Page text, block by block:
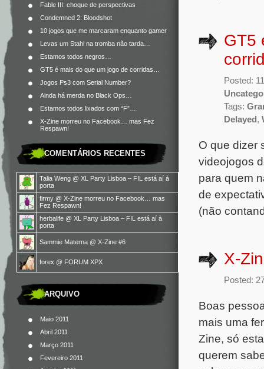
Fable III: choque de perspectivas
Condemned 2: Bloodshot
10 jogos que me marcaram enquanto gamer
Levas um Stahl na tromba não tarda…
Estamos todos negros…
GT5 é mais do que um jogo de corridas…
Jogos Ps3 com Serial Number?
Ainda há merda no Black Ops…
Estamos todos lixados com “F”…
X-Zine morreu no Facebook… mas Fez
Respawn!
COMENTÁRIOS RECENTES
Talia Weng @ XL Party Lisboa – FIL está aí à
porta
firmy @ X-Zine morreu no Facebook… mas
Fez Respawn!
herbalife @ XL Party Lisboa – FIL está aí à
porta
Sammie Materna @ X-Zine #6
forex @ FORUM XPX
ARQUIVO
Maio 2011
Abril 2011
Março 2011
Fevereiro 2011
GT5
Posted:
Tags:
Delayed ,
O que dizer
videojogos
para quem
de
(não
X-
Posted:
Boas
mais uma
Zine, só
querem